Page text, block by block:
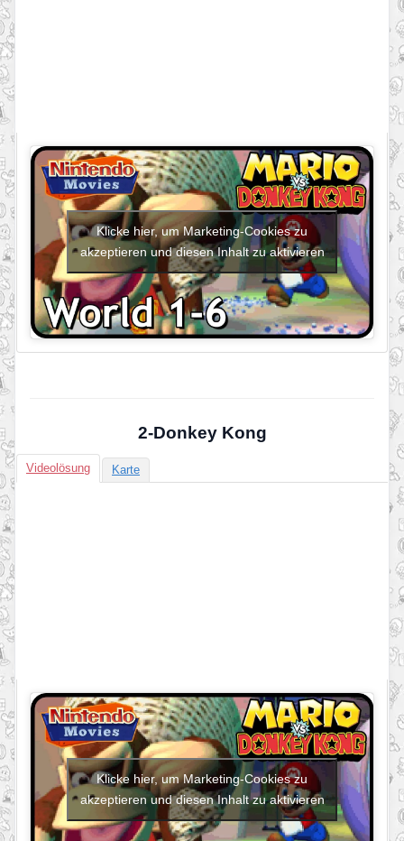
Klicke hier, um Marketing-Cookies zu
akzeptieren und diesen Inhalt zu aktivieren
2-Donkey Kong
Videolösung Karte
Klicke hier, um Marketing-Cookies zu
akzeptieren und diesen Inhalt zu aktivieren